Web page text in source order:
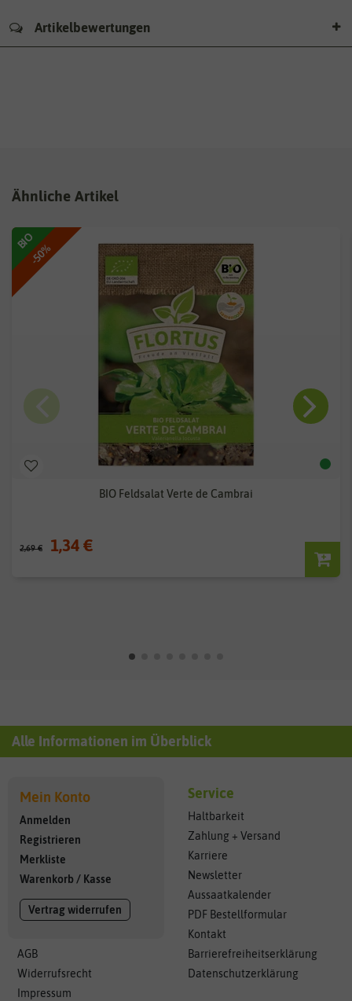
Artikelbewertungen
Ähnliche Artikel
-50%
BIO
BIO Feldsalat Verte de Cambrai
2,69 € 1,34 €
Alle Informationen im Überblick
Mein Konto
Anmelden
Registrieren
Merkliste
Warenkorb / Kasse
Vertrag widerrufen
AGB
Widerrufsrecht
Impressum
Service
Haltbarkeit
Zahlung + Versand
Karriere
Newsletter
Aussaatkalender
PDF Bestellformular
Kontakt
Barrierefreiheitserklärung
Datenschutzerklärung